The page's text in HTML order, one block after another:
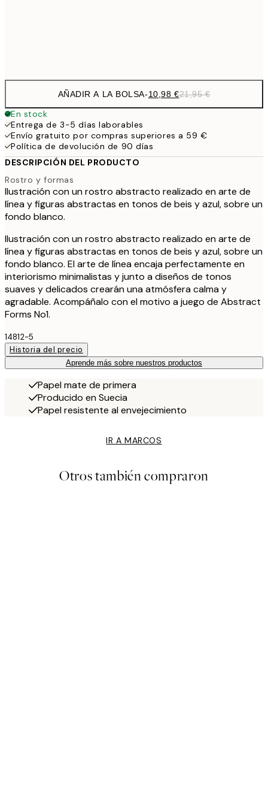
AÑADIR A LA BOLSA-10,98 €21,95 €
En stock
Entrega de 3-5 días laborables
Envío gratuito por compras superiores a 59 €
Política de devolución de 90 días
DESCRIPCIÓN DEL PRODUCTO
Rostro y formas
Ilustración con un rostro abstracto realizado en arte de
línea y figuras abstractas en tonos de beis y azul, sobre un
fondo blanco.
Ilustración con un rostro abstracto realizado en arte de
línea y figuras abstractas en tonos de beis y azul, sobre un
fondo blanco. El arte de línea encaja perfectamente en
interiorismo minimalistas y junto a diseños de tonos
suaves y delicados crearán una atmósfera calma y
agradable. Acompáñalo con el motivo a juego de Abstract
Forms No1.
14812-5
Historia del precio
Aprende más sobre nuestros productos
Papel mate de primera
Producido en Suecia
Papel resistente al envejecimiento
IR A MARCOS
Otros también compraron